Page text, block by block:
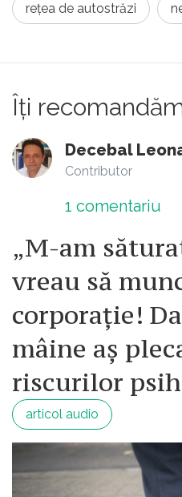
rețea de autostrăzi
Îți
Contributor
1 comentariu
„M-am
vreau să
corporație!
mâine aș
riscurilor
articol audio